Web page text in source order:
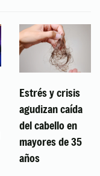
Estrés y crisis
agudizan caída
del cabello en
mayores de 35
años